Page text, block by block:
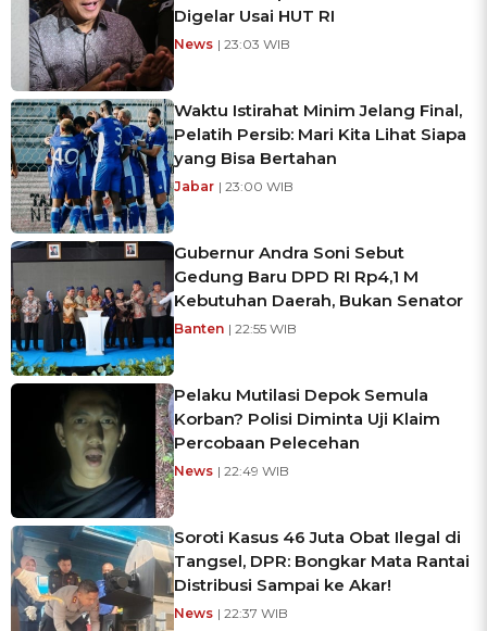
Digelar Usai HUT RI
News | 23:03 WIB
Waktu Istirahat Minim Jelang Final,
Pelatih Persib: Mari Kita Lihat Siapa
yang Bisa Bertahan
Jabar | 23:00 WIB
Gubernur Andra Soni Sebut
Gedung Baru DPD RI Rp4,1 M
Kebutuhan Daerah, Bukan Senator
Banten | 22:55 WIB
Pelaku Mutilasi Depok Semula
Korban? Polisi Diminta Uji Klaim
Percobaan Pelecehan
News | 22:49 WIB
Soroti Kasus 46 Juta Obat Ilegal di
Tangsel, DPR: Bongkar Mata Rantai
Distribusi Sampai ke Akar!
News | 22:37 WIB